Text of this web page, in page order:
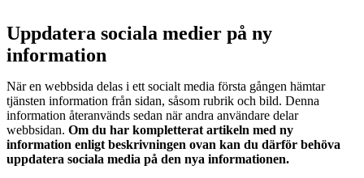
Uppdatera sociala medier på ny
information
När en webbsida delas i ett socialt media första gången hämtar
tjänsten information från sidan, såsom rubrik och bild. Denna
information återanvänds sedan när andra användare delar
webbsidan. Om du har kompletterat artikeln med ny
information enligt beskrivningen ovan kan du därför behöva
uppdatera sociala media på den nya informationen.